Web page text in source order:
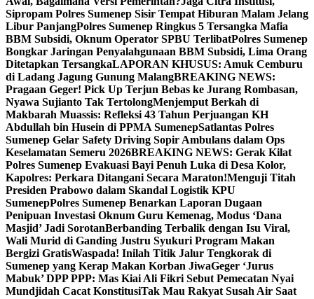
Sipropam Polres Sumenep Sisir Tempat Hiburan Malam Jelang
Libur PanjangPolres Sumenep Ringkus 5 Tersangka Mafia
BBM Subsidi, Oknum Operator SPBU TerlibatPolres Sumenep
Bongkar Jaringan Penyalahgunaan BBM Subsidi, Lima Orang
Ditetapkan TersangkaLAPORAN KHUSUS: Amuk Cemburu
di Ladang Jagung Gunung MalangBREAKING NEWS:
Pragaan Geger! Pick Up Terjun Bebas ke Jurang Rombasan,
Nyawa Sujianto Tak TertolongMenjemput Berkah di
Makbarah Muassis: Refleksi 43 Tahun Perjuangan KH
Abdullah bin Husein di PPMA SumenepSatlantas Polres
Sumenep Gelar Safety Driving Sopir Ambulans dalam Ops
Keselamatan Semeru 2026BREAKING NEWS: Gerak Kilat
Polres Sumenep Evakuasi Bayi Penuh Luka di Desa Kolor,
Kapolres: Perkara Ditangani Secara Maraton!Menguji Titah
Presiden Prabowo dalam Skandal Logistik KPU
SumenepPolres Sumenep Benarkan Laporan Dugaan
Penipuan Investasi Oknum Guru Kemenag, Modus ‘Dana
Masjid’ Jadi SorotanBerbanding Terbalik dengan Isu Viral,
Wali Murid di Ganding Justru Syukuri Program Makan
Bergizi GratisWaspada! Inilah Titik Jalur Tengkorak di
Sumenep yang Kerap Makan Korban JiwaGeger ‘Jurus
Mabuk’ DPP PPP: Mas Kiai Ali Fikri Sebut Pemecatan Nyai
Mundjidah Cacat KonstitusiTak Mau Rakyat Susah Air Saat